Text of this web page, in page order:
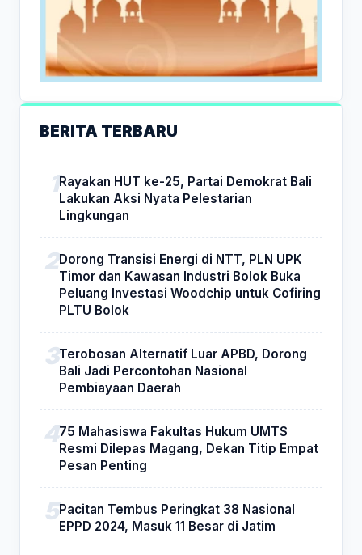
BERITA TERBARU
Rayakan HUT ke-25, Partai Demokrat Bali
Lakukan Aksi Nyata Pelestarian
Lingkungan
Dorong Transisi Energi di NTT, PLN UPK
Timor dan Kawasan Industri Bolok Buka
Peluang Investasi Woodchip untuk Cofiring
PLTU Bolok
Terobosan Alternatif Luar APBD, Dorong
Bali Jadi Percontohan Nasional
Pembiayaan Daerah
75 Mahasiswa Fakultas Hukum UMTS
Resmi Dilepas Magang, Dekan Titip Empat
Pesan Penting
Pacitan Tembus Peringkat 38 Nasional
EPPD 2024, Masuk 11 Besar di Jatim